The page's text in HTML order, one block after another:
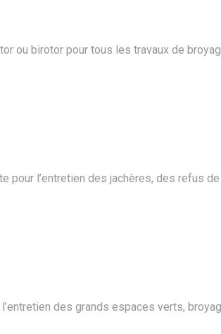
ou birotor pour tous les travaux de
pour l’entretien des jachères, des refus de
des grands espaces verts,